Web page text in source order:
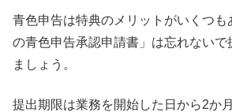
青色申告は特典のメリットがいくつも
の青色申告承認申請書」は忘れないで
ましょう。
提出期限は業務を開始した日から2か